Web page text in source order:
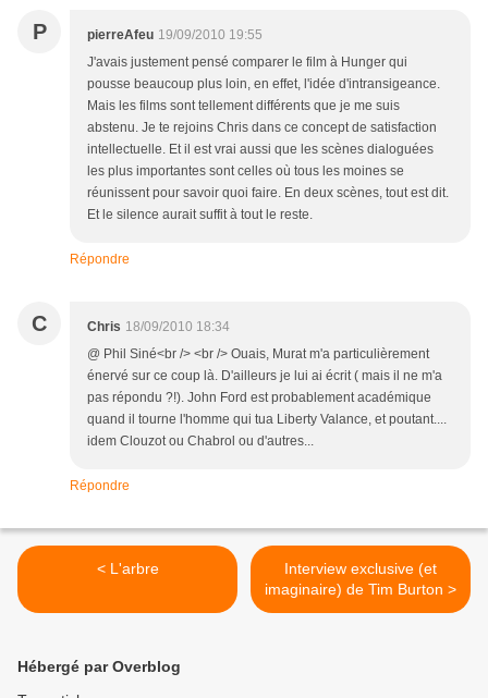
P pierreAfeu 19/09/2010 19:55
J'avais justement pensé comparer le film à Hunger qui
pousse beaucoup plus loin, en effet, l'idée d'intransigeance.
Mais les films sont tellement différents que je me suis
abstenu. Je te rejoins Chris dans ce concept de satisfaction
intellectuelle. Et il est vrai aussi que les scènes dialoguées
les plus importantes sont celles où tous les moines se
réunissent pour savoir quoi faire. En deux scènes, tout est dit.
Et le silence aurait suffit à tout le reste.
Répondre
C Chris 18/09/2010 18:34
@ Phil Siné<br /> <br /> Ouais, Murat m'a particulièrement
énervé sur ce coup là. D'ailleurs je lui ai écrit ( mais il ne m'a
pas répondu ?!). John Ford est probablement académique
quand il tourne l'homme qui tua Liberty Valance, et poutant....
idem Clouzot ou Chabrol ou d'autres...
Répondre
< L'arbre
Interview exclusive (et
imaginaire) de Tim Burton >
Hébergé par Overblog